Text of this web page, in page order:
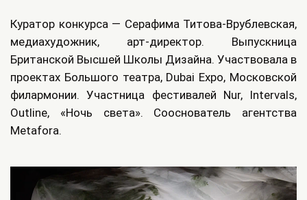
Куратор конкурса — Серафима Титова-Врублевская,
медиахудожник, арт-директор. Выпускница
Британской Высшей Школы Дизайна. Участвовала в
проектах Большого театра, Dubai Expo, Московской
филармонии. Участница фестивалей Nur, Intervals,
Outline, «Ночь света». Сооснователь агентства
Metafora.